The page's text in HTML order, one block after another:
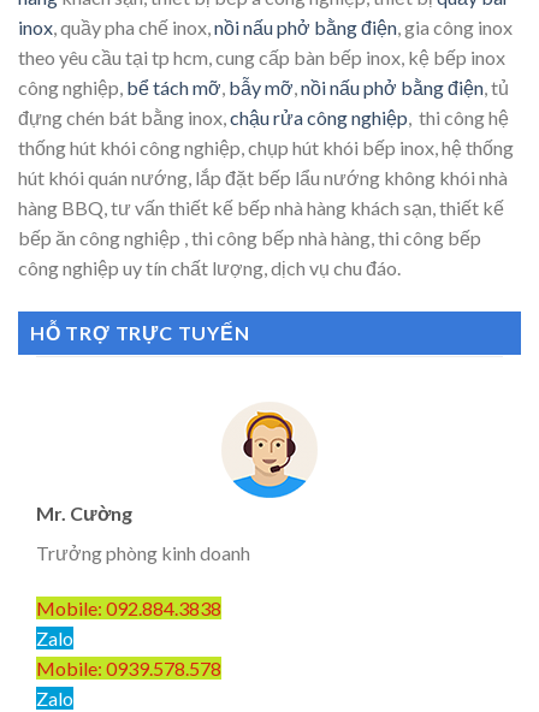
inox , quầy pha chế inox, nồi nấu phở bằng điện , gia công inox
theo yêu cầu tại tp hcm, cung cấp bàn bếp inox, kệ bếp inox
công nghiệp, bể tách mỡ bẫy mỡ nồi nấu phở bằng điện , tủ
đựng chén bát bằng inox, chậu rửa công nghiệp , thi công hệ
thống hút khói công nghiệp, chụp hút khói bếp inox, hệ thống
hút khói quán nướng, lắp đặt bếp lẩu nướng không khói nhà
hàng BBQ, tư vấn thiết kế bếp nhà hàng khách sạn, thiết kế
bếp ăn công nghiệp , thi công bếp nhà hàng, thi công bếp
công nghiệp uy tín chất lượng, dịch vụ chu đáo.
HỖ TRỢ TRỰC TUYẾN
Mr. Cường
Trưởng phòng kinh doanh
Mobile: 092.884.3838
Zalo
Mobile: 0939.578.578
Zalo